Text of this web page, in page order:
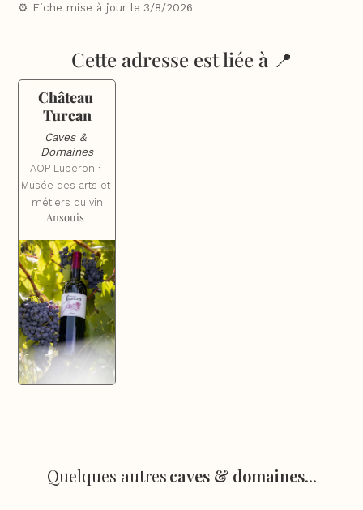
⚙️ Fiche mise à jour le 3/8/2026
Cette adresse est liée à 📍
Château
Turcan
Caves &
Domaines
AOP Luberon ·
Musée des arts et
métiers du vin
Ansouis
Quelques autrescaves & domaines...